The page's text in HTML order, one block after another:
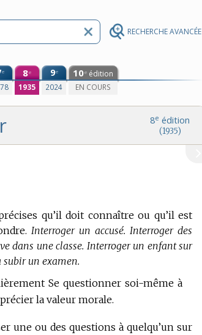
RECHERCHE AVANCÉE
e 8e
1935
9e
2024
10e édition
EN COURS
8e édition
(1935)
qu’il doit connaître ou qu’il est
Interroger un accusé. Interroger des
dans une classe. Interroger un enfant sur
subir un examen.
Se questionner soi-même à
la valeur morale.
une ou des questions à quelqu’un sur